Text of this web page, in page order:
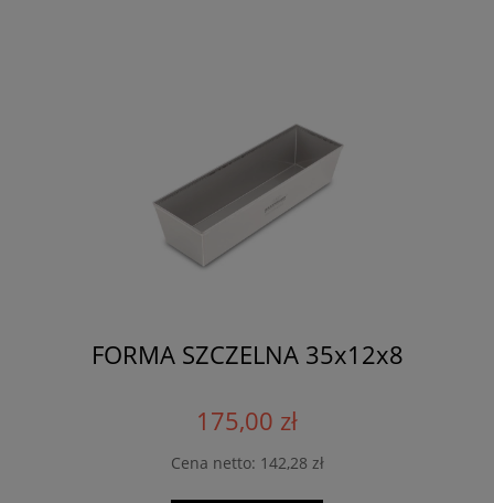
FORMA SZCZELNA 35x12x8
175,00 zł
Cena netto: 142,28 zł